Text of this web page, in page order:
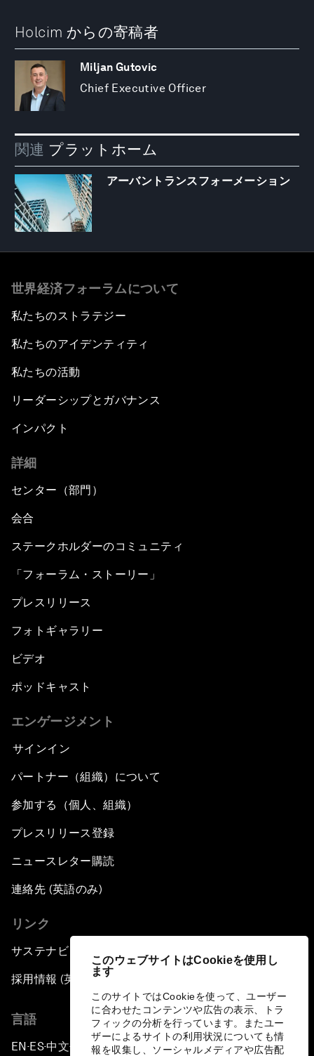
このウェブサイトはCookieを使用し
ます
このサイトではCookieを使って、ユーザー
に合わせたコンテンツや広告の表示、トラ
フィックの分析を行っています。またユー
ザーによるサイトの利用状況についても情
報を収集し、ソーシャルメディアや広告配
Holcim からの寄稿者
Miljan Gutovic
Chief Executive Officer
関連 プラットホーム
アーバントランスフォーメーション
世界経済フォーラムについて
私たちのストラテジー
私たちのアイデンティティ
私たちの活動
リーダーシップとガバナンス
インパクト
詳細
センター（部門）
会合
ステークホルダーのコミュニティ
「フォーラム・ストーリー」
プレスリリース
フォトギャラリー
ビデオ
ポッドキャスト
エンゲージメント
サインイン
パートナー（組織）について
参加する（個人、組織）
プレスリリース登録
ニュースレター購読
連絡先 (英語のみ)
リンク
サステナビリティへの取り組み
採用情報 (英語のみ)
言語
EN ▪ES▪中文▪ 日本語